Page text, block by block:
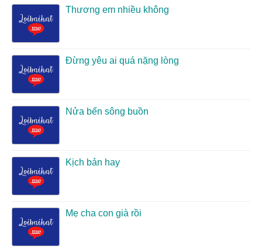
Thương em nhiều không
Đừng yêu ai quá nặng lòng
Nửa bến sông buồn
Kịch bản hay
Mẹ cha con già rồi